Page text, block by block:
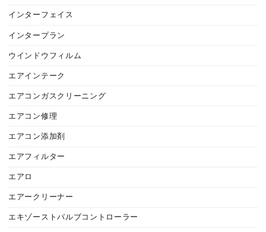
インターフェイス
インタープラン
ウインドウフィルム
エアインテーク
エアコンガスクリーニング
エアコン修理
エアコン添加剤
エアフィルター
エアロ
エアークリーナー
エキゾーストバルブコントローラー